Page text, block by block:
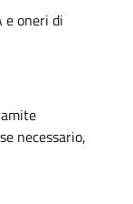
e oneri di
necessario,